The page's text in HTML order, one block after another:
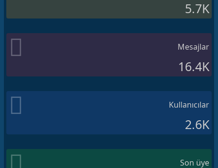
5.7K
Mesajlar
16.4K
Kullanıcılar
2.6K
Son üye